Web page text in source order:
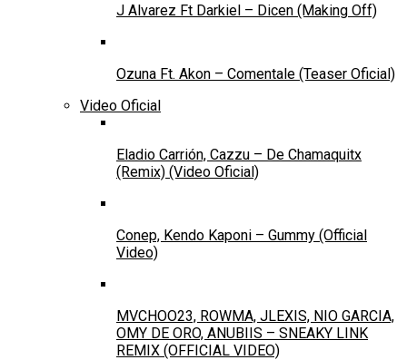
J Alvarez Ft Darkiel – Dicen (Making Off)
Ozuna Ft. Akon – Comentale (Teaser Oficial)
Video Oficial
Eladio Carrión, Cazzu – De Chamaquitx
(Remix) (Video Oficial)
Conep, Kendo Kaponi – Gummy (Official
Video)
MVCHOO23, ROWMA, JLEXIS, NIO GARCIA,
OMY DE ORO, ANUBIIS – SNEAKY LINK
REMIX (OFFICIAL VIDEO)